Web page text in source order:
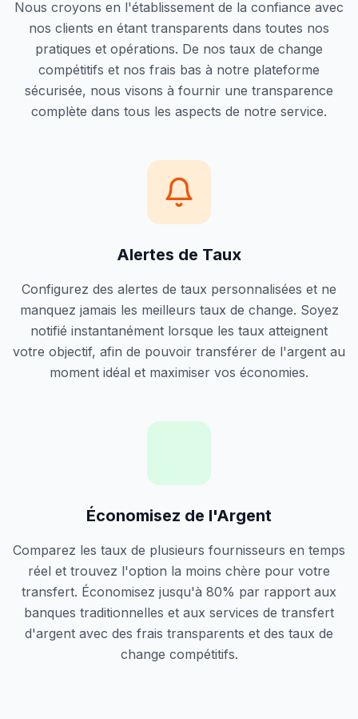
Nous croyons en l'établissement de la confiance avec
nos clients en étant transparents dans toutes nos
pratiques et opérations. De nos taux de change
compétitifs et nos frais bas à notre plateforme
sécurisée, nous visons à fournir une transparence
complète dans tous les aspects de notre service.
Alertes de Taux
Configurez des alertes de taux personnalisées et ne
manquez jamais les meilleurs taux de change. Soyez
notifié instantanément lorsque les taux atteignent
votre objectif, afin de pouvoir transférer de l'argent au
moment idéal et maximiser vos économies.
Économisez de l'Argent
Comparez les taux de plusieurs fournisseurs en temps
réel et trouvez l'option la moins chère pour votre
transfert. Économisez jusqu'à 80% par rapport aux
banques traditionnelles et aux services de transfert
d'argent avec des frais transparents et des taux de
change compétitifs.